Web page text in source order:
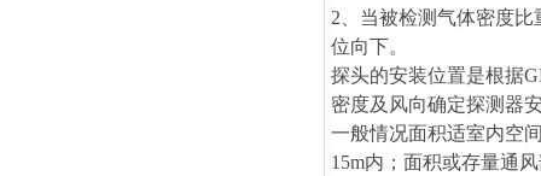
2、当被检测气体密度
位向下。
探头的安装位置是根据
密度及风向确定探测器
一般情况面积适室内空
15m内；面积或存量通